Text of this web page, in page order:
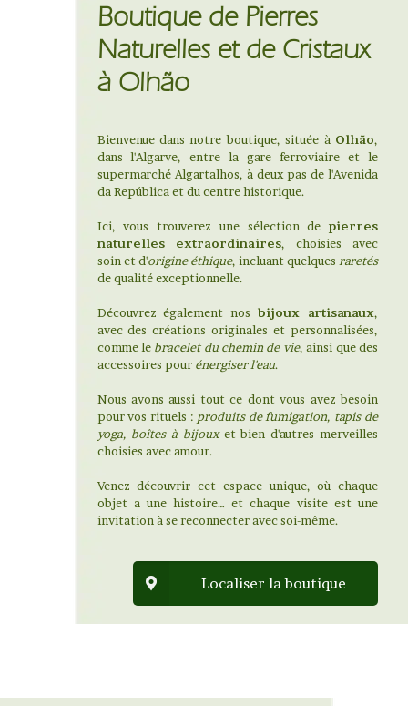
Boutique de Pierres
Naturelles et de Cristaux
à Olhão
Bienvenue dans notre boutique, située à Olhão,
dans l'Algarve, entre la gare ferroviaire et le
supermarché Algartalhos, à deux pas de l'Avenida
da República et du centre historique.
Ici, vous trouverez une sélection de pierres
naturelles extraordinaires, choisies avec
soin et d'origine éthique, incluant quelques raretés
de qualité exceptionnelle.
Découvrez également nosbijoux artisanaux,
avec des créations originales et personnalisées,
comme le bracelet du chemin de vie, ainsi que des
accessoires pour énergiser l'eau.
Nous avons aussi tout ce dont vous avez besoin
pour vos rituels : produits de fumigation, tapis de
yoga, boîtes à bijouxet bien d'autres merveilles
choisies avec amour.
Venez découvrir cet espace unique, où chaque
objet a une histoire… et chaque visite est une
invitation à se reconnecter avec soi-même.
Localiser la boutique